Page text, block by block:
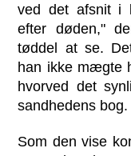
ved det afsnit i
efter døden,"
tøddel at se.
han ikke mægte
hvorved det
sandhedens bog.
Som den vise